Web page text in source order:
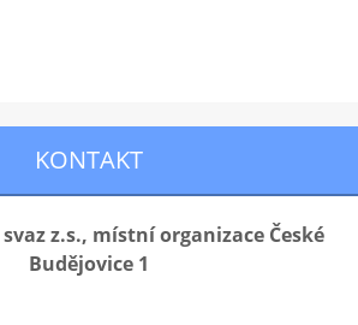
KONTAKT
z.s., místní organizace České
Budějovice 1